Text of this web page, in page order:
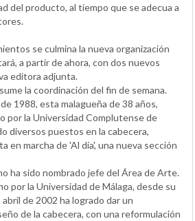
del producto, al tiempo que se adecua a
se culmina la nueva organización
a partir de ahora, con dos nuevos
editora adjunta.
la coordinación del fin de semana.
1988, esta malagueña de 38 años,
por la Universidad Complutense de
diversos puestos en la cabecera,
en marcha de 'Al día', una nueva sección
ha sido nombrado jefe del Área de Arte.
por la Universidad de Málaga, desde su
de 2002 ha logrado dar un
de la cabecera, con una reformulación